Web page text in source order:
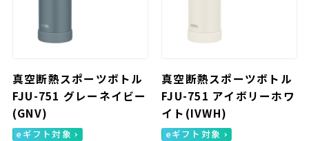
真空断熱スポーツボトル
FJU-751 グレーネイビー
(GNV)
eギフト対象
真空断熱スポーツボトル
FJU-751 アイボリーホワ
イト(IVWH)
eギフト対象